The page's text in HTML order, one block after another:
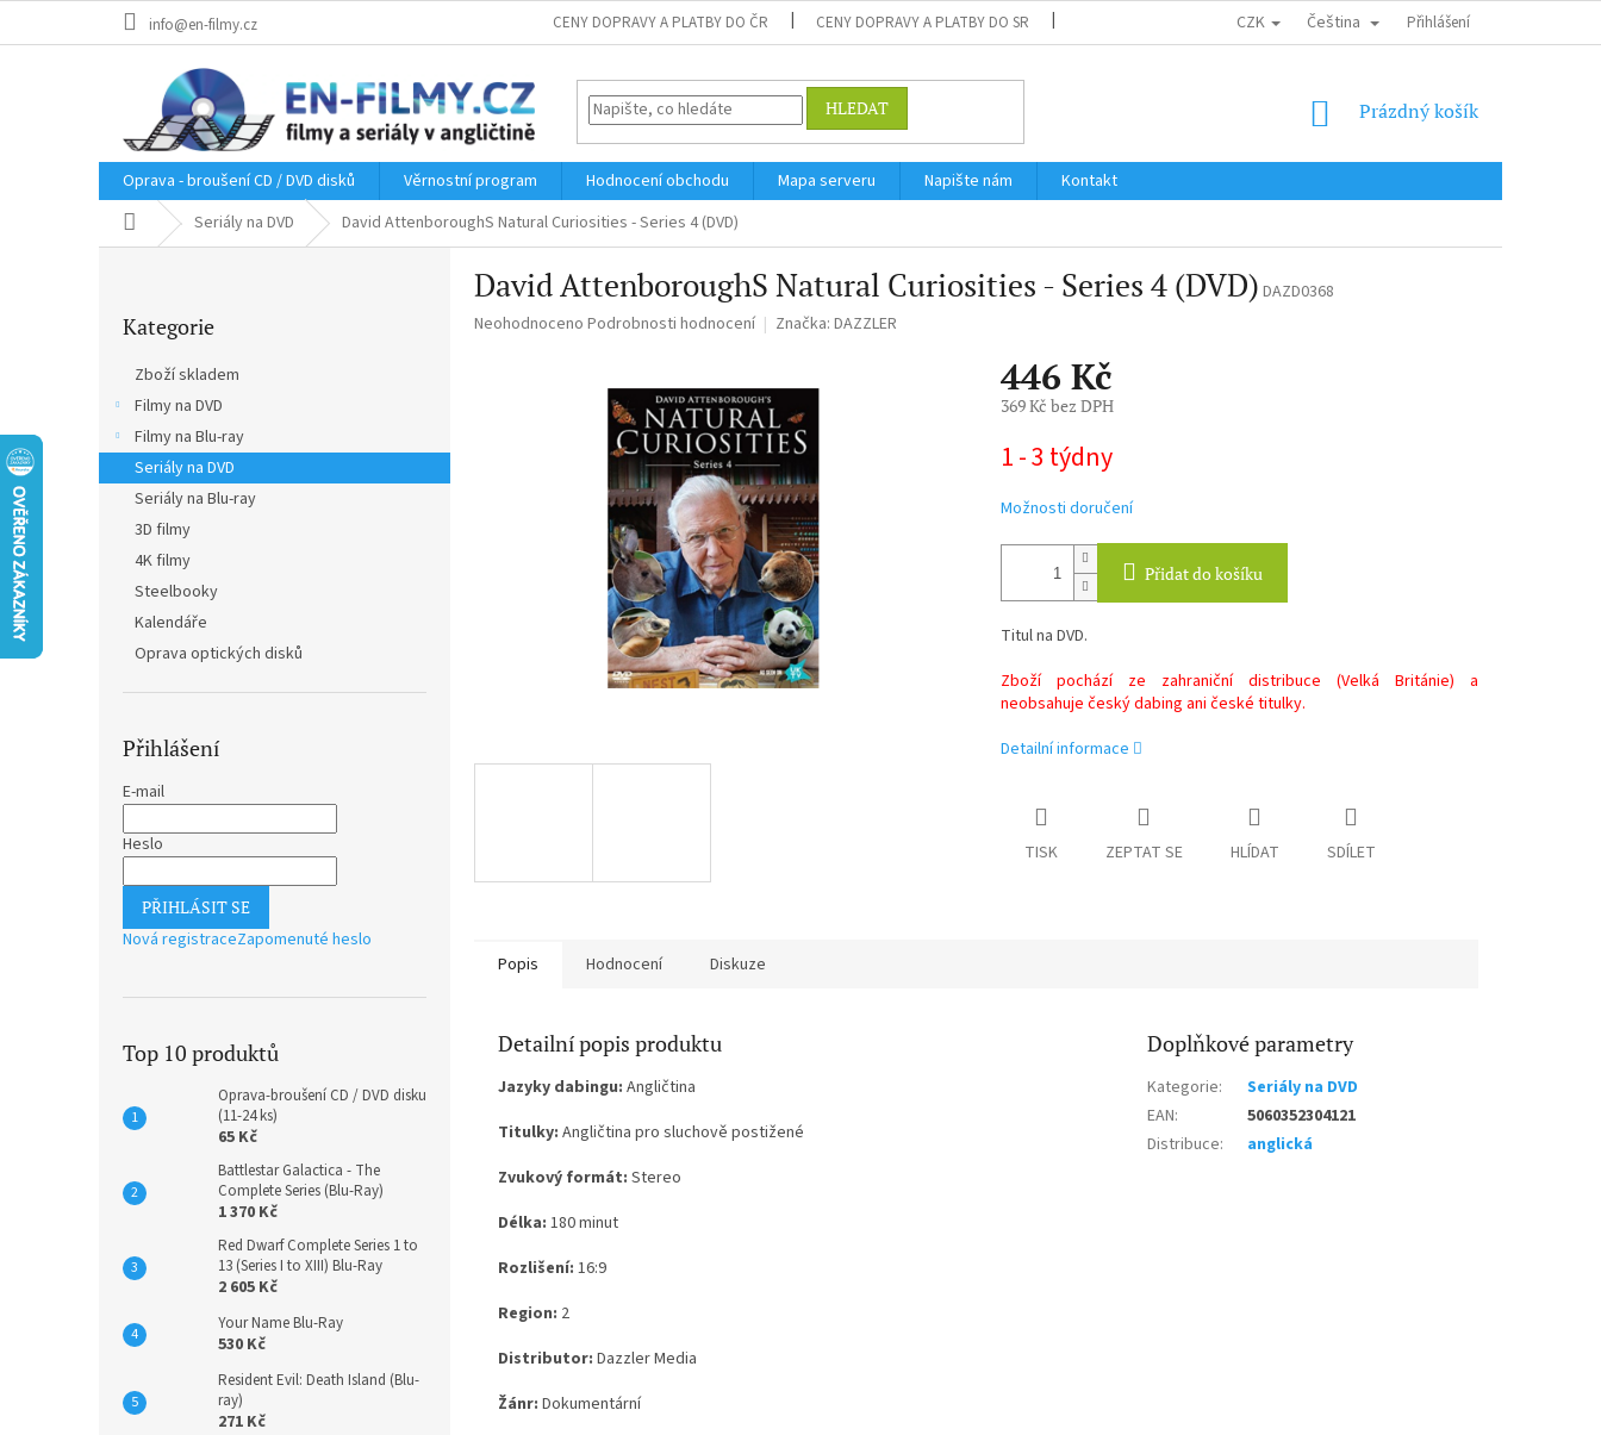
info@en-filmy.cz CENY DOPRAVY A PLATBY DO ČR CENY DOPRAVY A PLATBY DO SR DOPRAVA DO EU / INTERNATIONAL SHIPPING OBCHODNÍ PODMÍNKY
CZK Čeština Přihlášení
HLEDAT
NÁKUPNÍ
Prázdný košík
Oprava - broušení CD / DVD disků Věrnostní program Hodnocení obchodu Mapa serveru Napište nám
Kontakt
Domů Seriály na DVD David AttenboroughS Natural Curiosities - Series 4 (DVD)
kategorie
Kategorie
Zboží skladem
Filmy na DVD
Filmy na Blu-ray
Seriály na DVD
Seriály na Blu-ray
3D filmy
4K filmy
Steelbooky
Kalendáře
Oprava optických disků
Přihlášení
E-mail
Heslo
PŘIHLÁSIT SE
Nová registraceZapomenuté heslo
Top 10 produktů
Oprava-broušení CD / DVD disku
(11-24 ks)
65 Kč
Battlestar Galactica - The
Complete Series (Blu-Ray)
1 370 Kč
Red Dwarf Complete Series 1 to
13 (Series I to XIII) Blu-Ray
2 605 Kč
Your Name Blu-Ray
530 Kč
Resident Evil: Death Island (Blu-
ray)
271 Kč
David AttenboroughS Natural Curiosities - Series 4 (DVD) DAZD0368
Průměrné
Neohodnoceno Podrobnosti hodnocení Značka: DAZZLER
446 Kč
369 Kč bez DPH
cena:
1 - 3 týdny
Možnosti doručení
Přidat do košíku
Titul na DVD.
Zboží pochází ze zahraniční distribuce (Velká Británie) a
neobsahuje český dabing ani české titulky.
Detailní informace
TISK ZEPTAT SE HLÍDAT SDÍLET
Popis Hodnocení Diskuze
Detailní popis produktu
Jazyky dabingu: Angličtina
Titulky: Angličtina pro sluchově postižené
Zvukový formát: Stereo
Délka: 180 minut
Rozlišení: 16:9
Region: 2
Distributor: Dazzler Media
Žánr: Dokumentární
Doplňkové parametry
Kategorie:
Seriály na DVD
EAN:
5060352304121
Distribuce: anglická